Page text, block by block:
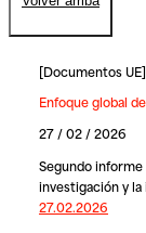
[Documentos UE]
Enfoque global
27 / 02 / 2026
Segundo
investigación y
27.02.2026